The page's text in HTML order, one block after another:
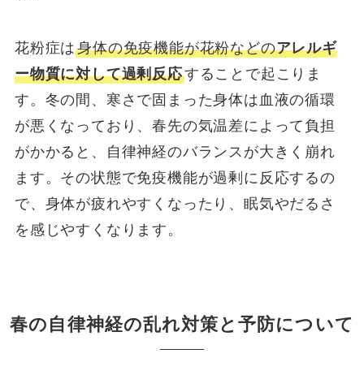
花粉症は身体の免疫機能が花粉などのアレルギ
ー物質に対して過剰反応することで起こりま
す。冬の間、寒さで固まった身体は血液の循環
が悪くなっており、春先の気温差によって負担
がかかると、自律神経のバランスが大きく崩れ
ます。その状態で免疫機能が過剰に反応するの
で、身体が疲れやすくなったり、眠気やだるさ
を感じやすくなります。
春の自律神経の乱れ対策と予防について